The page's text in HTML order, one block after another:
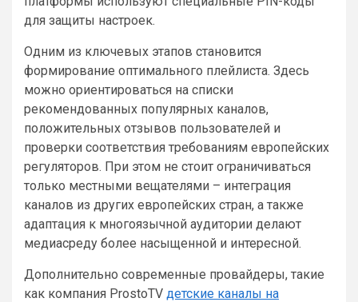
для защиты настроек.
Одним из ключевых этапов становится
формирование оптимального плейлиста. Здесь
можно ориентироваться на списки
рекомендованных популярных каналов,
положительных отзывов пользователей и
проверки соответствия требованиям европейских
регуляторов. При этом не стоит ограничиваться
только местными вещателями – интеграция
каналов из других европейских стран, а также
адаптация к многоязычной аудитории делают
медиасреду более насыщенной и интересной.
Дополнительно современные провайдеры, такие
как компания ProstoTV детские каналы на